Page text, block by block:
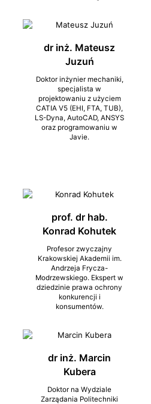
dr inż. Mateusz
Juzuń
Doktor inżynier mechaniki,
specjalista w
projektowaniu z użyciem
CATIA V5 (EHI, FTA, TUB),
LS-Dyna, AutoCAD, ANSYS
oraz programowaniu w
Javie.
prof. dr hab.
Konrad Kohutek
Profesor zwyczajny
Krakowskiej Akademii im.
Andrzeja Frycza-
Modrzewskiego. Ekspert w
dziedzinie prawa ochrony
konkurencji i
konsumentów.
dr inż. Marcin
Kubera
Doktor na Wydziale
Zarządania Politechniki